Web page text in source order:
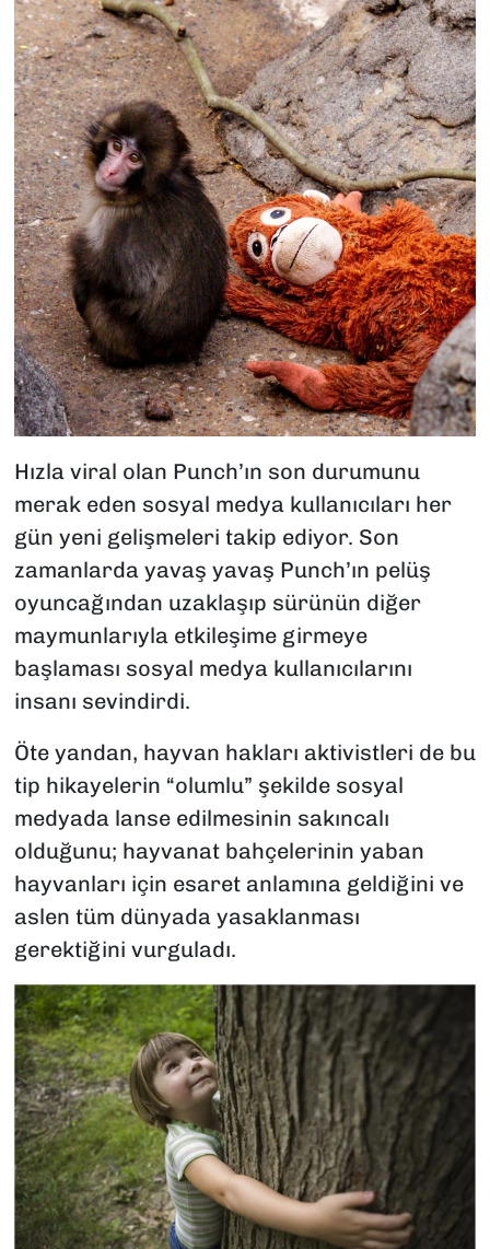
Hızla viral olan Punch’ın son durumunu
merak eden sosyal medya kullanıcıları her
gün yeni gelişmeleri takip ediyor. Son
zamanlarda yavaş yavaş Punch’ın pelüş
oyuncağından uzaklaşıp sürünün diğer
maymunlarıyla etkileşime girmeye
başlaması sosyal medya kullanıcılarını
insanı sevindirdi.
Öte yandan, hayvan hakları aktivistleri de bu
tip hikayelerin “olumlu” şekilde sosyal
medyada lanse edilmesinin sakıncalı
olduğunu; hayvanat bahçelerinin yaban
hayvanları için esaret anlamına geldiğini ve
aslen tüm dünyada yasaklanması
gerektiğini vurguladı.